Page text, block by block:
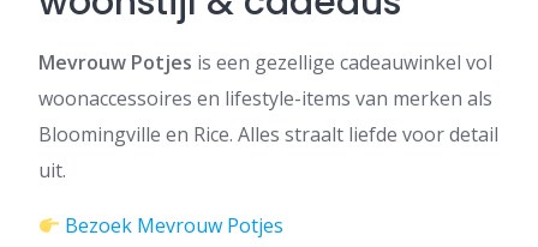
Mevrouw Potjes is een gezellige cadeauwinkel vol
woonaccessoires en lifestyle-items van merken als
Bloomingville en Rice. Alles straalt liefde voor detail
uit.
Bezoek Mevrouw Potjes